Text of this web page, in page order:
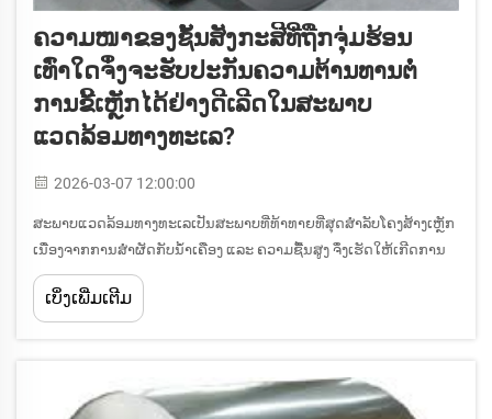
ຄວາມໜາຂອງຊັ້ນສັງກະສີທີ່ຖືກຈຸ່ມຮ້ອນ
ເທົ່າໃດຈຶ່ງຈະຮັບປະກັນຄວາມຕ້ານທານຕໍ່
ການຂີ້ເຫຼັກໄດ້ຢ່າງດີເລີດໃນສະພາບ
ແວດລ້ອມທາງທະເລ?
2026-03-07 12:00:00
ສະພາບແວດລ້ອມທາງທະເລເປັນສະພາບທີ່ທ້າທາຍທີ່ສຸດສຳລັບໂຄງສ້າງເຫຼັກ
ເນື່ອງຈາກການສຳຜັດກັບນ້ຳເຄືອງ ແລະ ຄວາມຊື້ນສູງ ຈຶ່ງເຮັດໃຫ້ເກີດການ
ກັດກິນຢ່າງໄວວ່າ. ການຊຸບສັງກະສີຮ້ອນໄດ້ກາຍເປັນມາດຕະຖານທີ່ດີທີ່ສຸດ
ໃນການປ້ອງກັນເຫຼັກ...
ເບິ່ງເພີ່ມເຕີມ